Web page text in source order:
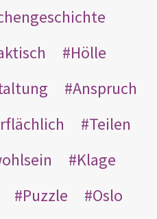
Hölle
Anspruch
Teilen
Klage
Puzzle
Oslo